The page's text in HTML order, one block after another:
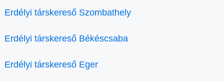
Erdélyi társkereső Szombathely
Erdélyi társkereső Békéscsaba
Erdélyi társkereső Eger